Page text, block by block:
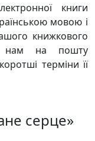
книги
мовою і
книжкового
нам на пошту
терміни її
серце»